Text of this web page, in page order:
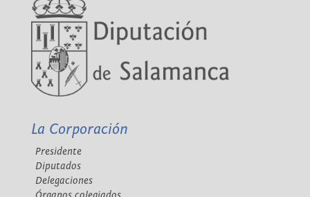
La Corporación
Presidente
Diputados
Delegaciones